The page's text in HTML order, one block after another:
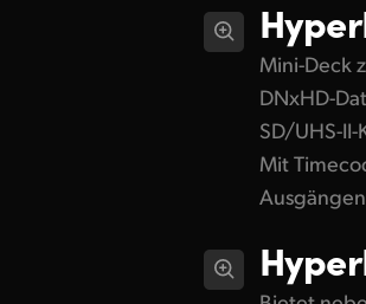
Mini-Deck
DNxHD-
SD/UHS-
Mit